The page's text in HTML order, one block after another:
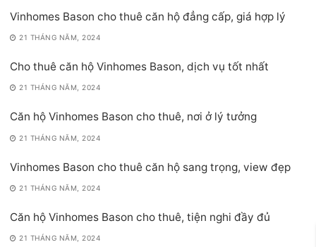
Vinhomes Bason cho thuê căn hộ đẳng cấp, giá hợp lý
21 THÁNG NĂM, 2024
Cho thuê căn hộ Vinhomes Bason, dịch vụ tốt nhất
21 THÁNG NĂM, 2024
Căn hộ Vinhomes Bason cho thuê, nơi ở lý tưởng
21 THÁNG NĂM, 2024
Vinhomes Bason cho thuê căn hộ sang trọng, view đẹp
21 THÁNG NĂM, 2024
Căn hộ Vinhomes Bason cho thuê, tiện nghi đầy đủ
21 THÁNG NĂM, 2024